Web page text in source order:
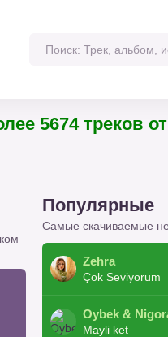
треков от
Популярные
Самые скачиваемые
Zehra
Çok Seviyorum
Oybek &
Mayli ket